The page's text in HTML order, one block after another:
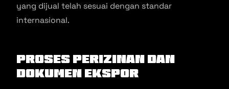
yang dijual telah sesuai dengan standar
internasional.
Proses Perizinan dan
Dokumen Ekspor